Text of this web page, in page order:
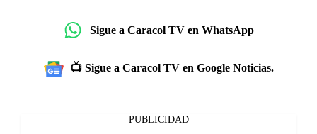
Sigue a Caracol TV en WhatsApp
📺 Sigue a Caracol TV en Google Noticias.
PUBLICIDAD